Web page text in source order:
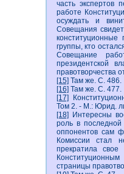
часть экспертов
работе
осуждать и
Совещания
группы, кто
Совещание
президентской
правотворчества
[15] Там же. С. 486.
[16] Там же. С. 477.
[17]
Том 2. - М.: Юрид.
[18] Интересны
роль в
оппонентов сам
Комиссии стал
прекратила
страницы